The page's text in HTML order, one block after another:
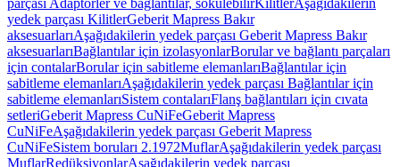
parçası Adaptörler ve bağlantılar, sökülebilirKilitlerAşağıdakilerin
yedek parçası KilitlerGeberit Mapress Bakır
aksesuarlarıAşağıdakilerin yedek parçası Geberit Mapress Bakır
aksesuarlarıBağlantılar için izolasyonlarBorular ve bağlantı parçaları
için contalarBorular için sabitleme elemanlarıBağlantılar için
sabitleme elemanlarıAşağıdakilerin yedek parçası Bağlantılar için
sabitleme elemanlarıSistem contalarıFlanş bağlantıları için cıvata
setleriGeberit Mapress CuNiFeGeberit Mapress
CuNiFeAşağıdakilerin yedek parçası Geberit Mapress
CuNiFeSistem boruları 2.1972MuflarAşağıdakilerin yedek parçası
MuflarRedüksiyonlarAşağıdakilerin yedek parçası